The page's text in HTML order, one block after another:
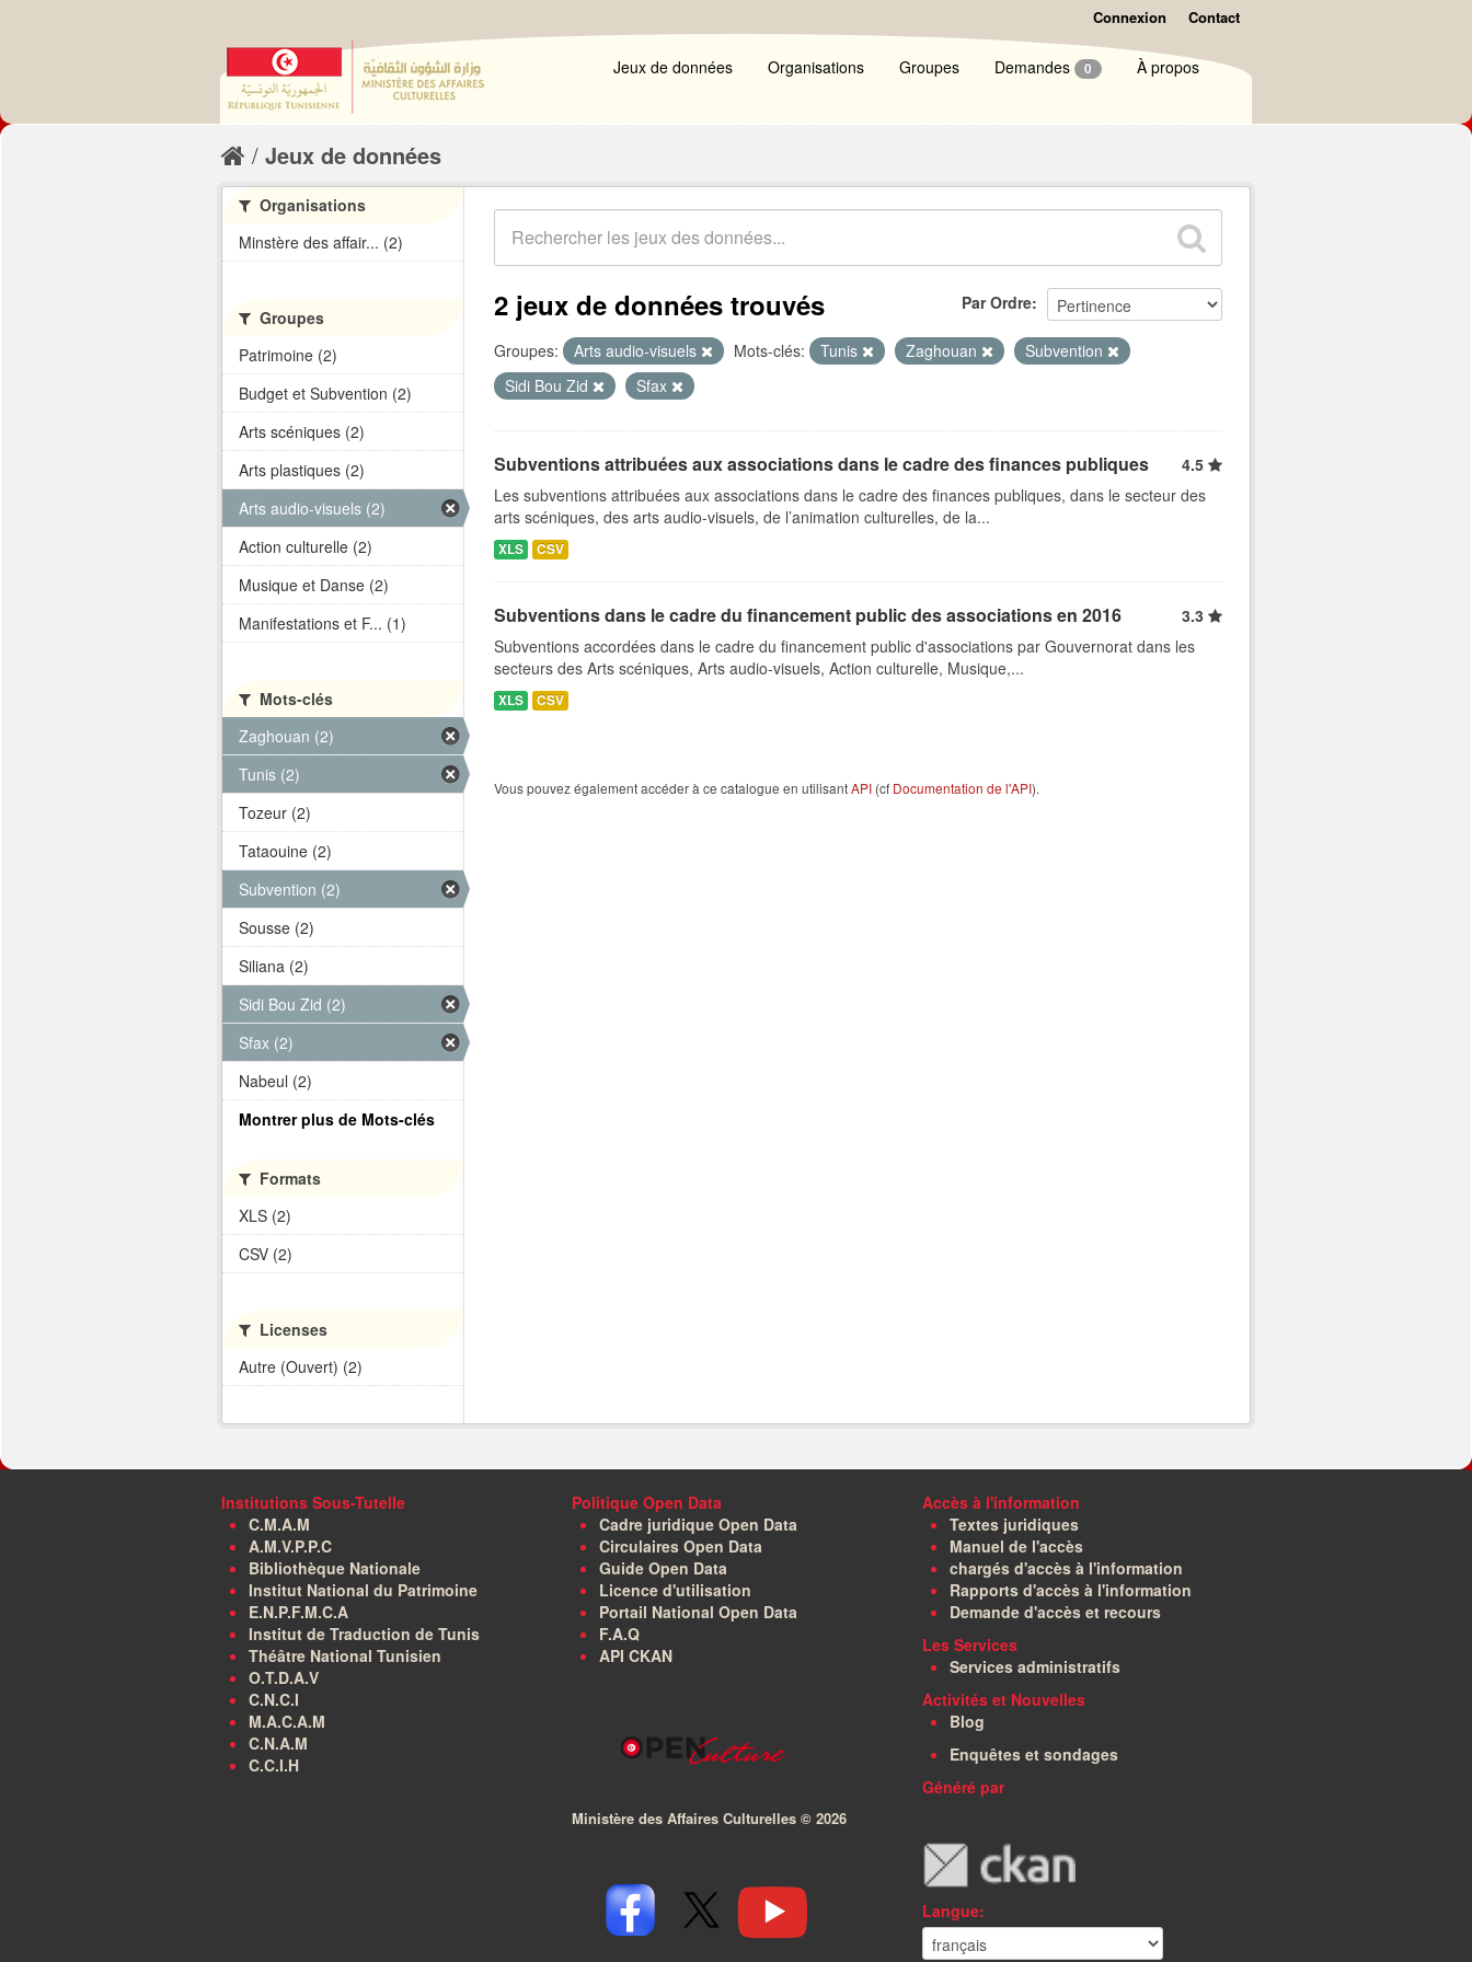
Connexion Contact
Jeux de données Organisations Groupes Demandes 0 À propos
Jeux de données
Par Ordre
2 jeux de données trouvés
Groupes: Arts audio-visuels Mots-clés: Tunis Zaghouan
Subvention
Sidi Bou Zid
Sfax
Subventions attribuées aux associations dans le cadre des finances publiques
4.5
Les subventions attribuées aux associations dans le cadre des finances publiques, dans le secteur des
arts scéniques, des arts audio-visuels, de l’animation culturelles, de la...
XLS CSV
Subventions dans le cadre du financement public des associations en 2016
3.3
Subventions accordées dans le cadre du financement public d'associations par Gouvernorat dans les
secteurs des Arts scéniques, Arts audio-visuels, Action culturelle, Musique,...
XLS CSV
Vous pouvez également accéder à ce catalogue en utilisantAPI (cf Documentation de l'API).
Organisations
Minstère des affair... (2)
Groupes
Patrimoine (2)
Budget et Subvention (2)
Arts scéniques (2)
Arts plastiques (2)
Arts audio-visuels (2)
Action culturelle (2)
Musique et Danse (2)
Manifestations et F... (1)
Mots-clés
Zaghouan (2)
Tunis (2)
Tozeur (2)
Tataouine (2)
Subvention (2)
Sousse (2)
Siliana (2)
Sidi Bou Zid (2)
Sfax (2)
Nabeul (2)
Montrer plus de Mots-clés
Formats
XLS (2)
CSV (2)
Licenses
Autre (Ouvert) (2)
Institutions Sous-Tutelle
C.M.A.M
A.M.V.P.P.C
Bibliothèque Nationale
Institut National du Patrimoine
E.N.P.F.M.C.A
Institut de Traduction de Tunis
Théâtre National Tunisien
O.T.D.A.V
C.N.C.I
M.A.C.A.M
C.N.A.M
C.C.I.H
Politique Open Data
Cadre juridique Open Data
Circulaires Open Data
Guide Open Data
Licence d'utilisation
Portail National Open Data
F.A.Q
API CKAN
Ministère des Affaires Culturelles © 2026
Accès à l'information
Textes juridiques
Manuel de l'accès
chargés d'accès à l'information
Rapports d'accès à l'information
Demande d'accès et recours
Les Services
Services administratifs
Activités et Nouvelles
Blog
Enquêtes et sondages
Généré par
Langue